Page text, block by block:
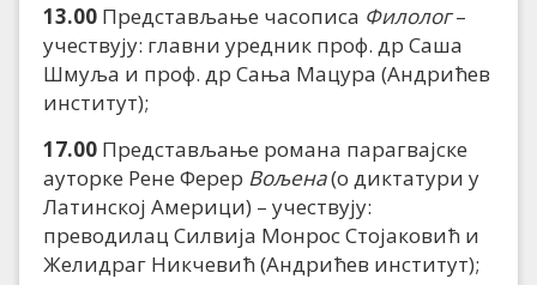
13.00 Представљање часописа Филолог–
учествују: главни уредник проф. др Саша
Шмуља и проф. др Сања Мацура (Андрићев
институт);
17.00 Представљање романа парагвајске
ауторке Рене Ферер Вољена(о диктатури у
Латинској Америци) – учествују:
преводилац Силвија Монрос Стојаковић и
Желидраг Никчевић (Андрићев институт);